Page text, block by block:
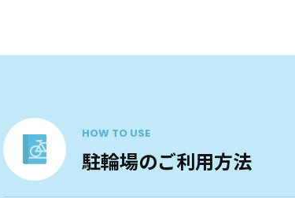
HOW TO USE
駐輪場のご利用方法